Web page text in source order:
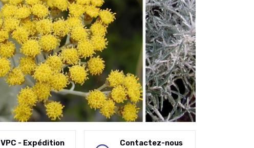
VPC - Expédition
Contactez-nous